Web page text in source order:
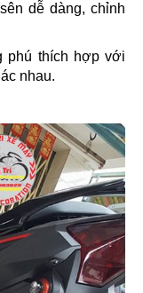
dễ dàng, chỉnh
phú thích hợp với
nhau.